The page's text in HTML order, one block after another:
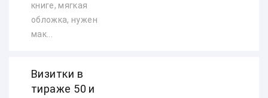
книге, мягкая
обложка, нужен
мак...
Визитки в
тираже 50 и